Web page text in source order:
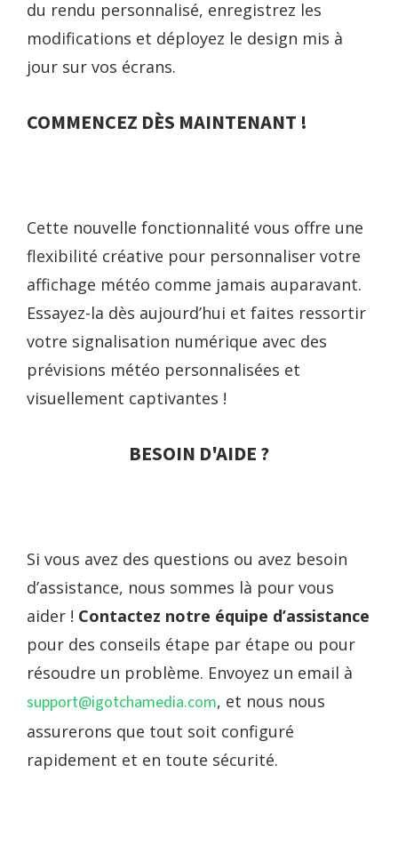
du rendu personnalisé, enregistrez les
modifications et déployez le design mis à
jour sur vos écrans.
COMMENCEZ DÈS MAINTENANT !
Cette nouvelle fonctionnalité vous offre une
flexibilité créative pour personnaliser votre
affichage météo comme jamais auparavant.
Essayez-la dès aujourd’hui et faites ressortir
votre signalisation numérique avec des
prévisions météo personnalisées et
visuellement captivantes !
BESOIN D'AIDE ?
Si vous avez des questions ou avez besoin
d’assistance, nous sommes là pour vous
aider ! Contactez notre équipe d’assistance
pour des conseils étape par étape ou pour
résoudre un problème. Envoyez un email à
support@igotchamedia.com, et nous nous
assurerons que tout soit configuré
rapidement et en toute sécurité.